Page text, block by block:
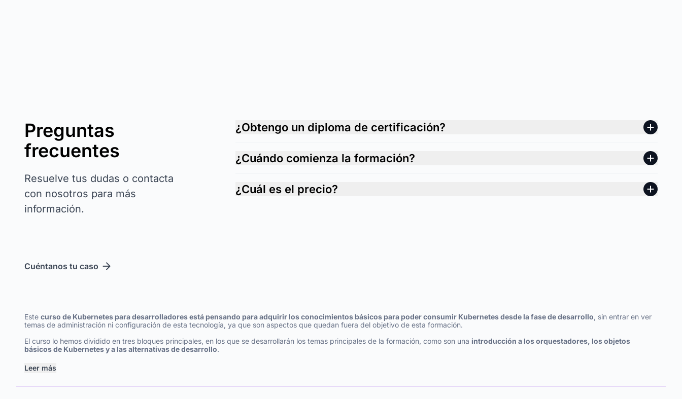
Preguntas
frecuentes
Resuelve tus dudas o contacta
con nosotros para más
información.
Cuéntanos tu caso
¿Obtengo un diploma de certificación?
¿Cuándo comienza la formación?
¿Cuál es el precio?
Este curso de Kubernetes para desarrolladores está pensando para adquirir los conocimientos básicos para poder consumir Kubernetes desde la fase de desarrollo, sin entrar en ver
temas de administración ni configuración de esta tecnología, ya que son aspectos que quedan fuera del objetivo de esta formación.
El curso lo hemos dividido en tres bloques principales, en los que se desarrollarán los temas principales de la formación, como son una introducción a los orquestadores, los objetos
básicos de Kubernetes y a las alternativas de desarrollo.
Leer más